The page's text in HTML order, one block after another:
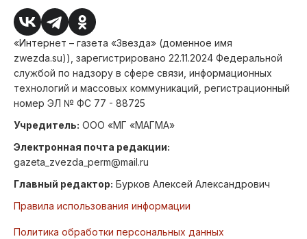
«Интернет – газета «Звезда» (доменное имя
zwezda.su)), зарегистрировано 22.11.2024 Федеральной
службой по надзору в сфере связи, информационных
технологий и массовых коммуникаций, регистрационный
номер ЭЛ № ФС 77 - 88725
Учредитель: ООО «МГ «МАГМА»
Электронная почта редакции:
gazeta_zvezda_perm@mail.ru
Главный редактор: Бурков Алексей Александрович
Правила использования информации
Политика обработки персональных данных